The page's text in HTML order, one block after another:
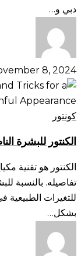
دبي و…
8, 2024
الكنتور
للبشرة
الناضجة:
وحيل
لإطلالة
شابة
كونتور
الكنتور للبشرة
الكنتور هو تقنية
تفاصيله. بالنسبة
للتغيرات الطبيعية
بشكل…